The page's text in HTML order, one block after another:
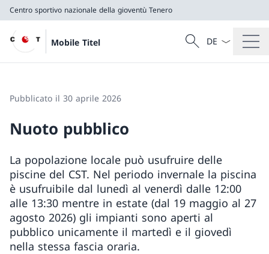
Centro sportivo nazionale della gioventù Tenero
Mobile Titel
Cercare
Ricerca
Dal menu a
Pubblicato il 30 aprile 2026
Nuoto pubblico
La popolazione locale può usufruire delle
piscine del CST. Nel periodo invernale la piscina
è usufruibile dal lunedì al venerdì dalle 12:00
alle 13:30 mentre in estate (dal 19 maggio al 27
agosto 2026) gli impianti sono aperti al
pubblico unicamente il martedì e il giovedì
nella stessa fascia oraria.